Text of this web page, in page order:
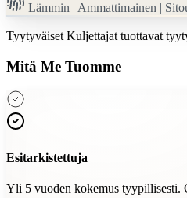
Lämmin | Ammattimainen |
Tyytyväiset Kuljettajat tuottavat
Mitä Me Tuomme
Esitarkistettuja
Yli 5 vuoden kokemus tyypillisesti.